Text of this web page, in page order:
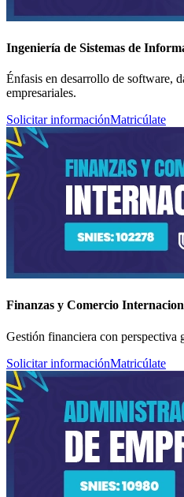
Ingeniería de Sistemas de
Énfasis en desarrollo de software,
empresariales.
Solicitar informaciónMatricúlate
Finanzas y Comercio
Gestión financiera con perspectiva
Solicitar informaciónMatricúlate